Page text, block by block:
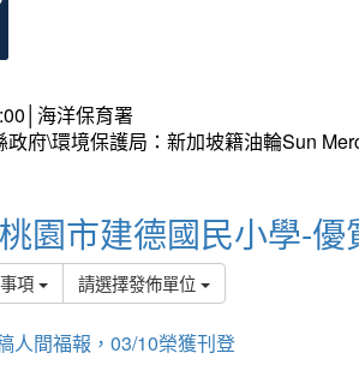
海洋保育署
政府\環境保護局：新加坡籍油輪Sun
園市建德國民小學-優
項 請選擇發佈單位
人間福報，03/10榮獲刊登